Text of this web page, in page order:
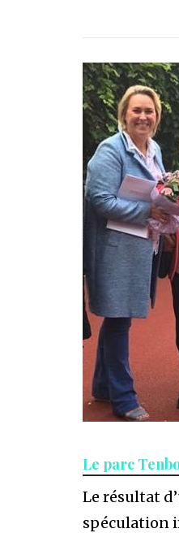
Le parc
Le résultat
spéculation